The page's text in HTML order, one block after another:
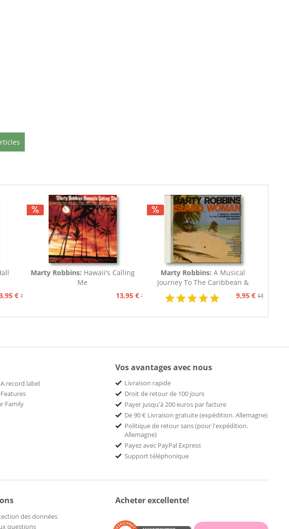
€ 15,95 €
Marty Robbins: Hawaii's Calling
Me
13,95 € 15,95 €
Marty Robbins: A Musical
Journey To The Caribbean &
Mexico (CD)
9,95 € 15,95 €
record label
Family
Vos avantages avec nous
Livraison rapide
Droit de retour de 100 jours
Payer jusqu'à 200 euros par facture
De 90 € Livraison gratuite (expédition. Allemagne)
Politique de retour sans (pour l'expédition.
Allemagne)
Payez avec PayPal Express
Support téléphonique
des données
questions
Acheter excellente!